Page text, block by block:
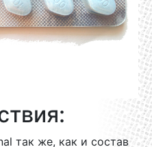
так же, как и состав